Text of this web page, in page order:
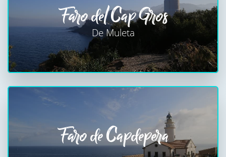
Faro del Cap Gros
De Muleta
Faro de Capdepera